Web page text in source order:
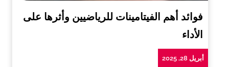
فوائد أهم الفيتامينات للرياضيين وأثرها على
الأداء
أبريل 28, 2025